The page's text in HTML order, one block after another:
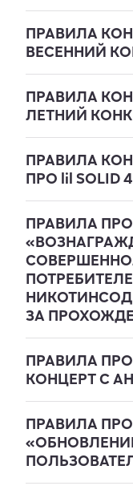
ПРАВИЛА
ВЕСЕННИЙ
ПРАВИЛА
ЛЕТНИЙ
ПРАВИЛА
ПРО lil SOLID
ПРАВИЛА
ЗА
ПРАВИЛА
КОНЦЕРТ С
ПРАВИЛА